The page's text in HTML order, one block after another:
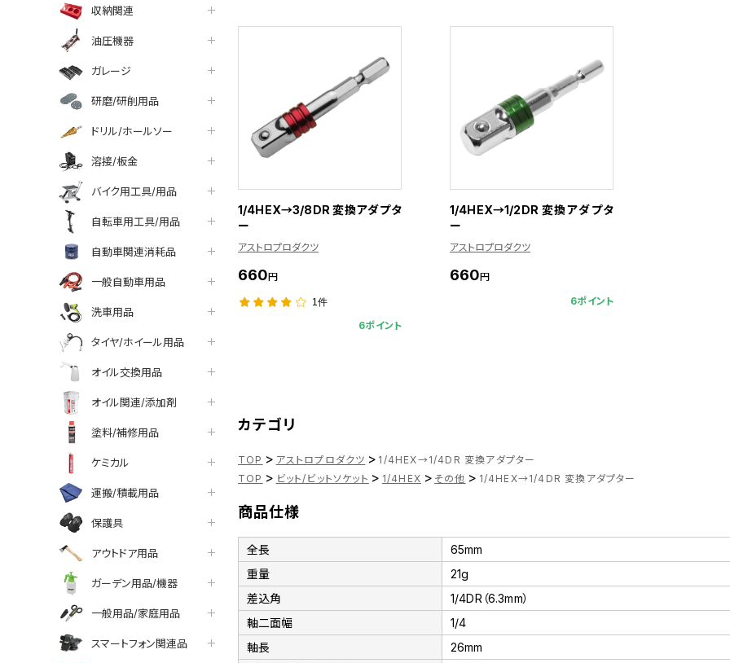
収納関連
油圧機器
ガレージ
研磨/研削用品
ドリル/ホールソー
溶接/板金
バイク用工具/用品
自転車用工具/用品
自動車関連消耗品
一般自動車用品
洗車用品
タイヤ/ホイール用品
オイル交換用品
オイル関連/添加剤
塗料/補修用品
ケミカル
運搬/積載用品
保護具
アウトドア用品
ガーデン用品/機器
一般用品/家庭用品
スマートフォン関連品
1/4HEX→3/8DR 変換アダプタ
ー
アストロプロダクツ
660円
1件
6ポイント
1/4HEX→1/2DR 変換アダプタ
ー
アストロプロダクツ
660円
6ポイント
カテゴリ
TOP > アストロプロダクツ > 1/4HEX→1/4DR 変換アダプター
TOP > ビット/ビットソケット > 1/4HEX > その他 > 1/4HEX→1/4DR 変換アダプター
商品仕様
全長
65mm
重量
21g
差込角
1/4DR（6.3mm）
軸二面幅
1/4
軸長
26mm